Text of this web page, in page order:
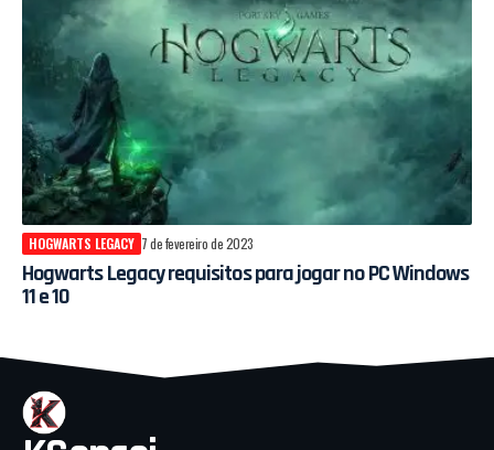
HOGWARTS LEGACY 7 de fevereiro de 2023
Hogwarts Legacy requisitos para jogar no PC Windows
11 e 10